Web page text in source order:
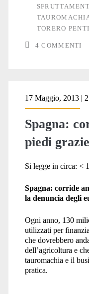
TORERO
4 COMMENTI
17 Maggio, 2013 |
Spagna:
piedi
Si legge in circa: < 1
Spagna: corride
la denuncia degli
Ogni anno, 130
utilizzati per
che dovrebbero
dell’agricoltura e
tauromachia e il
pratica.